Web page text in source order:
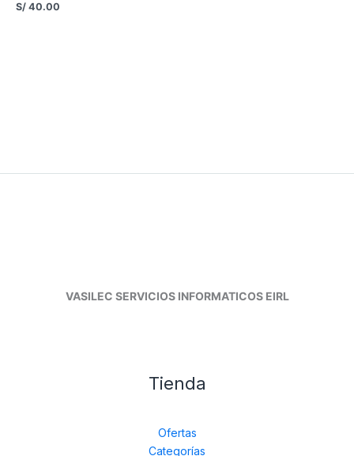
S/ 40.00
VASILEC SERVICIOS INFORMATICOS EIRL
Tienda
Ofertas
Categorías